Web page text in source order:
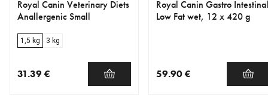
Royal Canin Veterinary Diets
Anallergenic Small
1,5 kg 3 kg
31.39 €
Royal Canin Gastro Intestinal
Low Fat wet, 12 x 420 g
59.90 €